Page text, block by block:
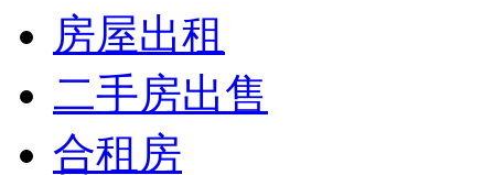
房屋出租
二手房出售
合租房